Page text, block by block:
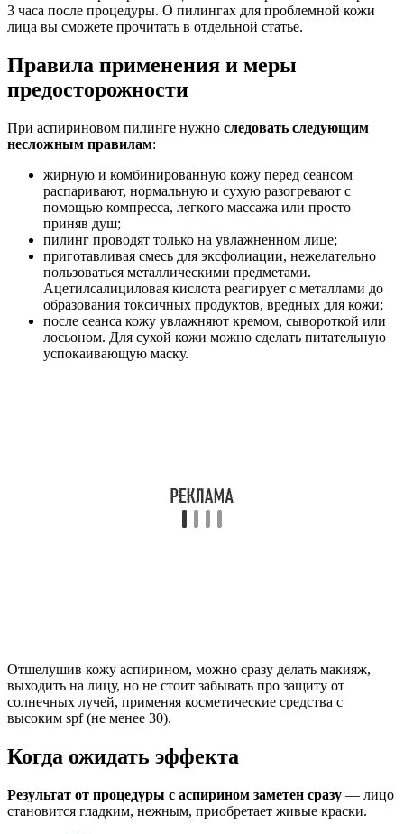
3 часа после процедуры. О пилингах для проблемной кожи
лица вы сможете прочитать в отдельной статье.
Правила применения и меры
предосторожности
При аспириновом пилинге нужно следовать следующим
несложным правилам:
жирную и комбинированную кожу перед сеансом
распаривают, нормальную и сухую разогревают с
помощью компресса, легкого массажа или просто
приняв душ;
пилинг проводят только на увлажненном лице;
приготавливая смесь для эксфолиации, нежелательно
пользоваться металлическими предметами.
Ацетилсалициловая кислота реагирует с металлами до
образования токсичных продуктов, вредных для кожи;
после сеанса кожу увлажняют кремом, сывороткой или
лосьоном. Для сухой кожи можно сделать питательную
успокаивающую маску.
Отшелушив кожу аспирином, можно сразу делать макияж,
выходить на лицу, но не стоит забывать про защиту от
солнечных лучей, применяя косметические средства с
высоким spf (не менее 30).
Когда ожидать эффекта
Результат от процедуры с аспирином заметен сразу — лицо
становится гладким, нежным, приобретает живые краски.